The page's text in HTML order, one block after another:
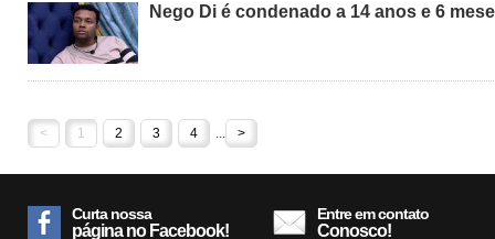
Nego Di é condenado a 14 anos e 6
< 1 2 3 4 ... >
Curta nossa
página no Facebook!
Entre em contato
Conosco!